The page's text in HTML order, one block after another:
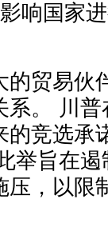
响国家
贸易伙
系。 川
竞选承
举旨在
，以限